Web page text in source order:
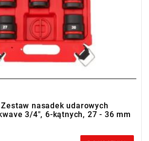
nasadek udarowych
3/4", 6-kątnych, 27 - 36 mm